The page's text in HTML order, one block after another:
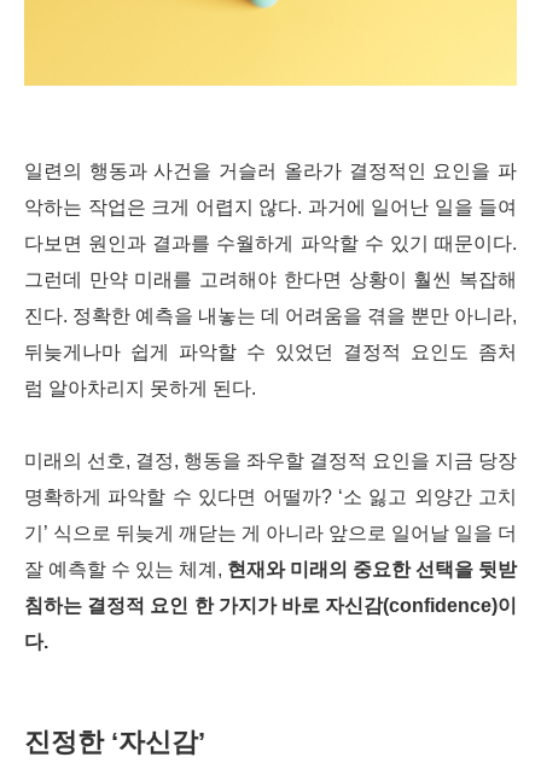
일련의 행동과 사건을 거슬러 올라가 결정적인 요인을 파
악하는 작업은 크게 어렵지 않다. 과거에 일어난 일을 들여
다보면 원인과 결과를 수월하게 파악할 수 있기 때문이다.
그런데 만약 미래를 고려해야 한다면 상황이 훨씬 복잡해
진다. 정확한 예측을 내놓는 데 어려움을 겪을 뿐만 아니라,
뒤늦게나마 쉽게 파악할 수 있었던 결정적 요인도 좀처
럼 알아차리지 못하게 된다.
미래의 선호, 결정, 행동을 좌우할 결정적 요인을 지금 당장
명확하게 파악할 수 있다면 어떨까?‘소 잃고 외양간 고치
기’ 식으로 뒤늦게 깨닫는 게 아니라 앞으로 일어날 일을 더
잘 예측할 수 있는 체계, 현재와 미래의 중요한 선택을 뒷받
침하는 결정적 요인 한 가지가 바로 자신감(confidence)이
다.
진정한 ‘자신감’